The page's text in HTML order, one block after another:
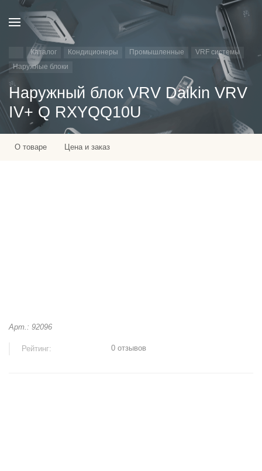
Каталог Кондиционеры Промышленные
VRF системы
Наружные блоки
Наружный блок VRV Daikin VRV
IV+ Q RXYQQ10U
О товаре Цена и заказ
Арт.: 92096
Рейтинг: 0 отзывов